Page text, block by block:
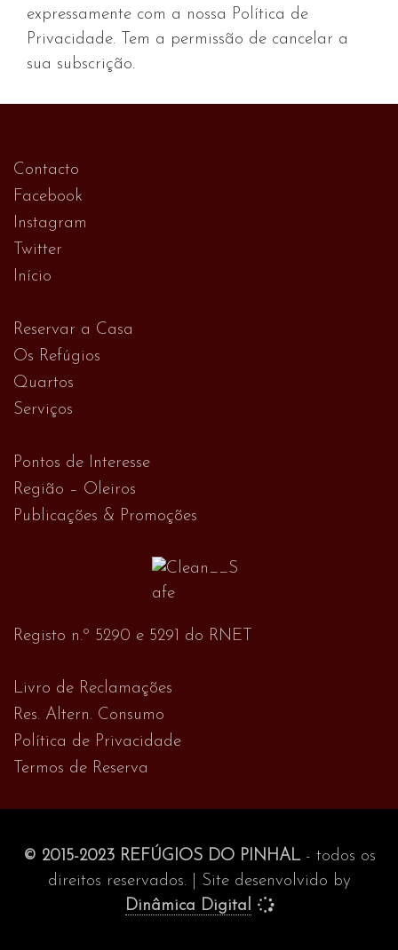
expressamente com a nossa Política de
Privacidade. Tem a permissão de cancelar a
sua subscrição.
Contacto
Facebook
Instagram
Twitter
Início
Reservar a Casa
Os Refúgios
Quartos
Serviços
Pontos de Interesse
Região – Oleiros
Publicações & Promoções
Registo n.º 5290 e 5291 do RNET
Livro de Reclamações
Res. Altern. Consumo
Política de Privacidade
Termos de Reserva
© 2015-2023 REFÚGIOS DO PINHAL- todos os
direitos reservados. | Site desenvolvido by
Dinâmica Digital